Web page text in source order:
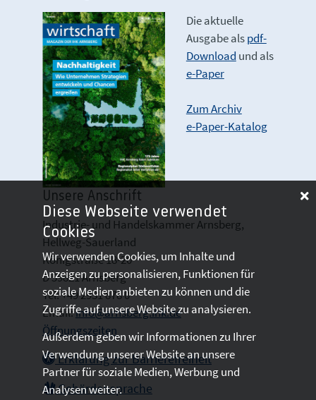
Die aktuelle
Ausgabe alspdf-
Download und als
e-Paper
Zum Archiv
e-Paper-Katalog
Unsere Anschrift
Industrie- und Handelskammer Arnsberg,
Hellweg-Sauerland
Königstraße 18-20
D 59821 Arnsberg
Tel: +49 2931 878 0
Email:info@arnsberg.ihk.de
Öffnungszeiten
Erklärung zur Barrierefreiheit
Gebärdensprache
Diese Webseite verwendet
Cookies
Wir verwenden Cookies, um Inhalte und
Anzeigen zu personalisieren, Funktionen für
soziale Medien anbieten zu können und die
Zugriffe auf unsere Website zu analysieren.
Außerdem geben wir Informationen zu Ihrer
Verwendung unserer Website an unsere
Partner für soziale Medien, Werbung und
Analysen weiter.